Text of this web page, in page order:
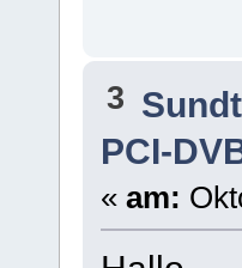
3
PCI-
« am: